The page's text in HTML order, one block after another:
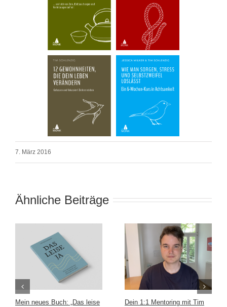
7. März 2016
Ähnliche Beiträge
Mein neues Buch: „Das leise
Dein 1:1 Mentoring mit Tim